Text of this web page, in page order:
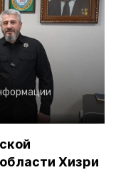
Хизри